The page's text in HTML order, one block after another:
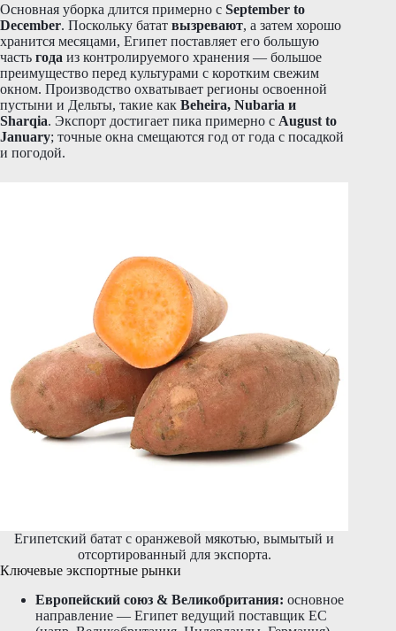
Основная уборка длится примерно с September to
December. Поскольку батат вызревают, а затем хорошо
хранится месяцами, Египет поставляет его большую
часть года из контролируемого хранения — большое
преимущество перед культурами с коротким свежим
окном. Производство охватывает регионы освоенной
пустыни и Дельты, такие как Beheira, Nubaria и
Sharqia. Экспорт достигает пика примерно с August to
January; точные окна смещаются год от года с посадкой
и погодой.
Египетский батат с оранжевой мякотью, вымытый и
отсортированный для экспорта.
Ключевые экспортные рынки
Европейский союз & Великобритания: основное
направление — Египет ведущий поставщик ЕС